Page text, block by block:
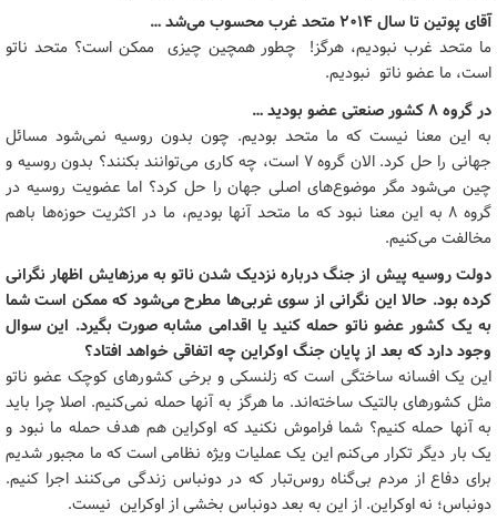
آقای پوتین تا سال ۲۰۱۴ متحد غرب محسوب می‌شد …
ما متحد غرب نبودیم، هرگز! چطور همچین چیزی ممکن است؟ متحد ناتو
است، ما عضو ناتو نبودیم.
در گروه ۸ کشور صنعتی عضو بودید …
به این معنا نیست که ما متحد بودیم. چون بدون روسیه نمی‌شود مسائل
جهانی را حل کرد. الان گروه ۷ است، چه کاری می‌توانند بکنند؟ بدون روسیه و
چین می‌شود مگر موضوع‌های اصلی جهان را حل کرد؟ اما عضویت روسیه در
گروه ۸ به این معنا نبود که ما متحد آنها بودیم، ما در اکثریت حوزه‌ها باهم
مخالفت می‌کنیم.
دولت روسیه پیش از جنگ درباره نزدیک شدن ناتو به مرزهایش اظهار نگرانی
کرده بود. حالا این نگرانی از سوی غربی‌ها مطرح می‌شود که ممکن است شما
به یک کشور عضو ناتو حمله کنید یا اقدامی مشابه صورت بگیرد. این سوال
وجود دارد که بعد از پایان جنگ اوکراین چه اتفاقی خواهد افتاد؟
این یک افسانه ساختگی است که زلنسکی و برخی کشورهای کوچک عضو ناتو
مثل کشورهای بالتیک ساخته‌اند. ما هرگز به آنها حمله نمی‌کنیم. اصلا چرا باید
به آنها حمله کنیم؟ شما فراموش نکنید که اوکراین هم هدف حمله ما نبود و
یک بار دیگر تکرار می‌کنم این یک عملیات ویژه نظامی است که ما مجبور شدیم
برای دفاع از مردم بی‌گناه روس‌تبار که در دونباس زندگی می‌کنند اجرا کنیم.
دونباس؛ نه اوکراین. از این به بعد دونباس بخشی از اوکراین نیست.